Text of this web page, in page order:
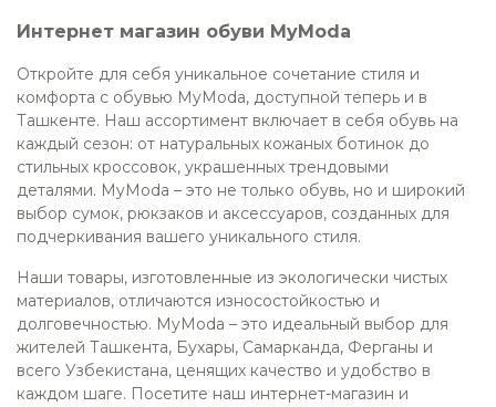
Интернет магазин обуви MyModa
Откройте для себя уникальное сочетание стиля и
комфорта с обувью MyModa, доступной теперь и в
Ташкенте. Наш ассортимент включает в себя обувь на
каждый сезон: от натуральных кожаных ботинок до
стильных кроссовок, украшенных трендовыми
деталями. MyModa – это не только обувь, но и широкий
выбор сумок, рюкзаков и аксессуаров, созданных для
подчеркивания вашего уникального стиля.
Наши товары, изготовленные из экологически чистых
материалов, отличаются износостойкостью и
долговечностью. MyModa – это идеальный выбор для
жителей Ташкента, Бухары, Самарканда, Ферганы и
всего Узбекистана, ценящих качество и удобство в
каждом шаге. Посетите наш интернет-магазин и